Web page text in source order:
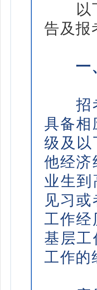
以下
告及报
一、
招考
具备相
级及以
他经济
业生
见习
工作经
基层
工作的